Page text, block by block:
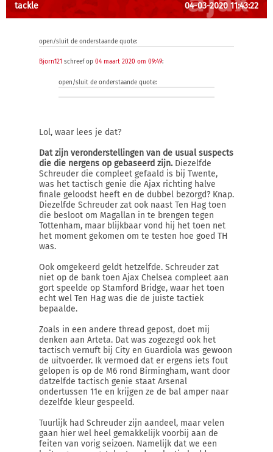
tackle 04-03-2020 11:43:22
open/sluit de onderstaande quote:
Bjorn121 schreef op 04 maart 2020 om 09:49:
open/sluit de onderstaande quote:
Lol, waar lees je dat?
Dat zijn veronderstellingen van de usual suspects
die die nergens op gebaseerd zijn.Diezelfde
Schreuder die compleet gefaald is bij Twente,
was het tactisch genie die Ajax richting halve
finale geloodst heeft en de dubbel bezorgd? Knap.
Diezelfde Schreuder zat ook naast Ten Hag toen
die besloot om Magallan in te brengen tegen
Tottenham, maar blijkbaar vond hij het toen net
het moment gekomen om te testen hoe goed TH
was.
Ook omgekeerd geldt hetzelfde. Schreuder zat
niet op de bank toen Ajax Chelsea compleet aan
gort speelde op Stamford Bridge, waar het toen
echt wel Ten Hag was die de juiste tactiek
bepaalde.
Zoals in een andere thread gepost, doet mij
denken aan Arteta. Dat was zogezegd ook het
tactisch vernuft bij City en Guardiola was gewoon
de uitvoerder. Ik vermoed dat er ergens iets fout
gelopen is op de M6 rond Birmingham, want door
datzelfde tactisch genie staat Arsenal
ondertussen 11e en krijgen ze de bal amper naar
dezelfde kleur gespeeld.
Tuurlijk had Schreuder zijn aandeel, maar velen
gaan hier wel heel gemakkelijk voorbij aan de
feiten van vorig seizoen. Namelijk dat we een